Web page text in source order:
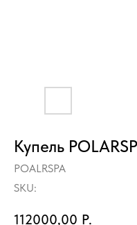
Купель
POALRSPA
SKU:
112000,00 Р.